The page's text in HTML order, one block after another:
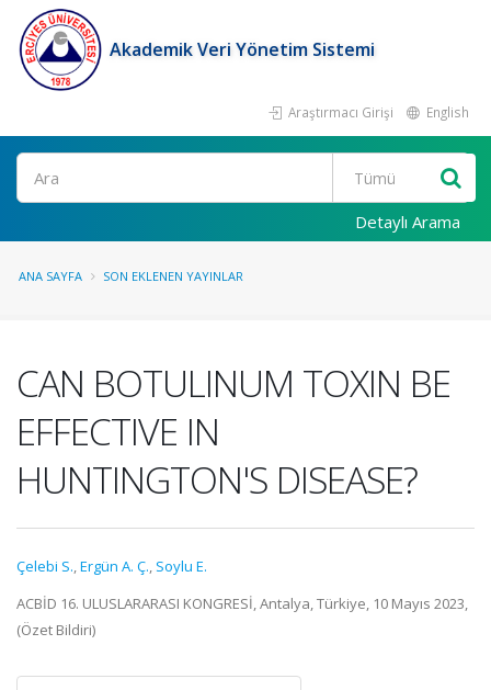
Akademik Veri Yönetim Sistemi
Araştırmacı Girişi English
Ara
Detaylı Arama
ANA SAYFA SON EKLENEN YAYINLAR
CAN BOTULINUM TOXIN BE
EFFECTIVE IN
HUNTINGTON'S DISEASE?
Çelebi S.,Ergün A. Ç., Soylu E.
ACBİD 16. ULUSLARARASI KONGRESİ, Antalya, Türkiye, 10 Mayıs 2023,
(Özet Bildiri)